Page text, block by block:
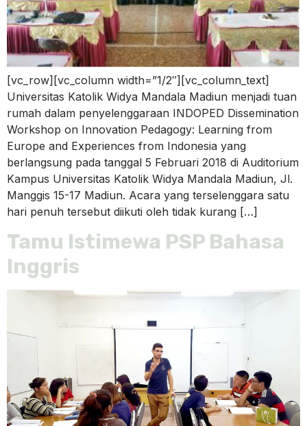
[vc_row][vc_column width=”1/2″][vc_column_text]
Universitas Katolik Widya Mandala Madiun menjadi tuan
rumah dalam penyelenggaraan INDOPED Dissemination
Workshop on Innovation Pedagogy: Learning from
Europe and Experiences from Indonesia yang
berlangsung pada tanggal 5 Februari 2018 di Auditorium
Kampus Universitas Katolik Widya Mandala Madiun, Jl.
Manggis 15-17 Madiun. Acara yang terselenggara satu
hari penuh tersebut diikuti oleh tidak kurang […]
Tamu Istimewa PSP Bahasa
Inggris